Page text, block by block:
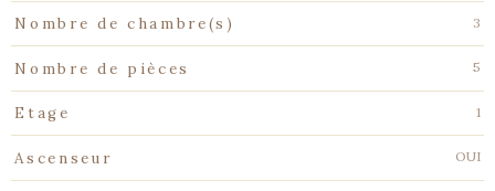
Nombre de chambre(s) 3
Nombre de pièces 5
Etage 1
Ascenseur OUI